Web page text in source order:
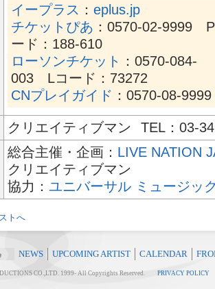
イープラス ： eplus.jp
チケットぴあ ：0570-02-9999
ード：188-610
ローソンチケット
：0570-084-
003 Lコード：73272
CNプレイガイド ：0570-08-9999
クリエイティブマン
TEL：03-
総合主催・企画： LIVE NATION
クリエイティブマン
協力： ユニバーサル ミュージッ
トへ
NEWS UPCOMING ARTIST CALENDAR
CO.,LTD. 1999- All Copyrights Reserved. PRIVACY POLICY